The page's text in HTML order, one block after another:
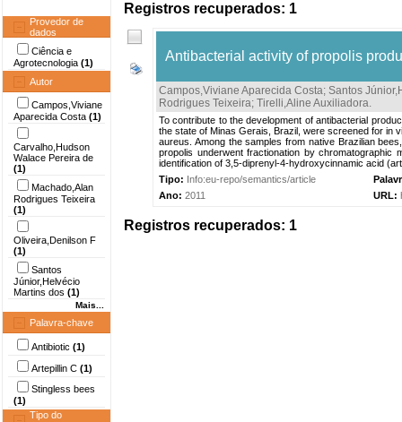
Provedor de
dados
Ciência e
Agrotecnologia (1)
Autor
Campos,Viviane
Aparecida Costa (1)
Carvalho,Hudson
Walace Pereira de
(1)
Machado,Alan
Rodrigues Teixeira
(1)
Oliveira,Denilson F
(1)
Santos
Júnior,Helvécio
Martins dos (1)
Mais...
Palavra-chave
Antibiotic (1)
Artepillin C (1)
Stingless bees
(1)
Tipo do
Registros recuperados: 1
Antibacterial activity of propolis
Campos,Viviane Aparecida Costa; Santos
Rodrigues Teixeira; Tirelli,Aline Auxiliadora.
To contribute to the development of antibacterial
the state of Minas Gerais, Brazil, were screened for in
aureus. Among the samples from native Brazilian
propolis underwent fractionation by chromatographic
identification of 3,5-diprenyl-4-hydroxycinnamic acid
Tipo: Info:eu-repo/semantics/article
Ano: 2011 URL:
Registros recuperados: 1